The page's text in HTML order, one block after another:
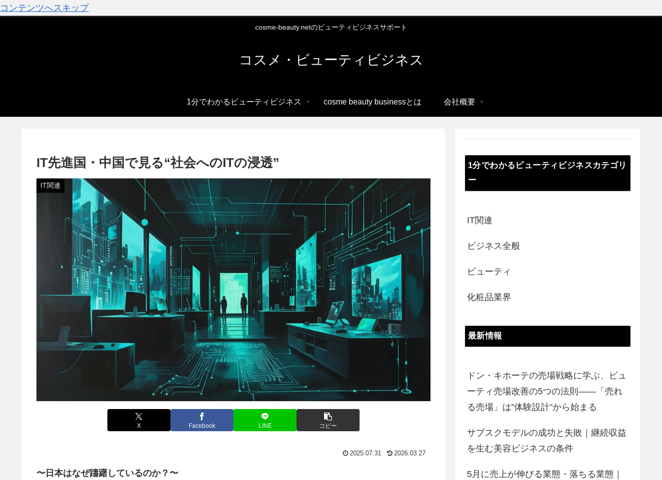
コンテンツへスキップ
cosme-beauty.netのビューティビジネスサポート
コスメ・ビューティビジネス
1分でわかるビューティビジネス cosme beauty businessとは 会社概要
IT先進国・中国で見る“社会へのITの浸透”
IT関連
X Facebook LINE コピー
2025.07.31 2026.03.27
〜日本はなぜ躊躇しているのか？〜
1分でわかるビューティビジネスカテゴリ
ー
IT関連
ビジネス全般
ビューティ
化粧品業界
最新情報
ドン・キホーテの売場戦略に学ぶ、ビュ
ーティ売場改善の5つの法則――「売れ
る売場」は”体験設計”から始まる
サブスクモデルの成功と失敗｜継続収益
を生む美容ビジネスの条件
5月に売上が伸びる業態・落ちる業態｜